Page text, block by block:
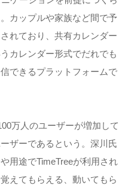
カップルや家族など間で予
れており、共有カレンダー
カレンダー形式でだれでも
できるプラットフォームで
万人のユーザーが増加して
ザーであるという。深川氏
用途でTimeTreeが利用され
えてもらえる、動いてもら